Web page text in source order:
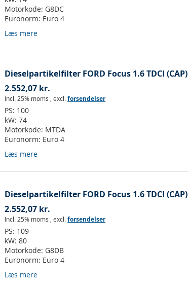
Motorkode: G8DC
Euronorm: Euro 4
Læs mere
Dieselpartikelfilter FORD Focus 1.6 TDCI (CAP)
2.552,07 kr.
Incl. 25% moms ,excl.forsendelser
PS: 100
kW:74
Motorkode: MTDA
Euronorm: Euro 4
Læs mere
Dieselpartikelfilter FORD Focus 1.6 TDCI (CAP)
2.552,07 kr.
Incl. 25% moms ,excl.forsendelser
PS: 109
kW:80
Motorkode: G8DB
Euronorm: Euro 4
Læs mere